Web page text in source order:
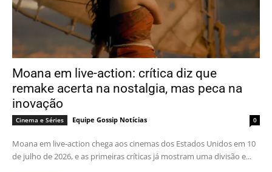
Moana em live-action: crítica diz que
remake acerta na nostalgia, mas peca na
inovação
Cinema e Séries Equipe Gossip Notícias 0
Moana em live-action chega aos cinemas dos Estados Unidos em 10
de julho de 2026, e as primeiras críticas já mostram uma divisão e...